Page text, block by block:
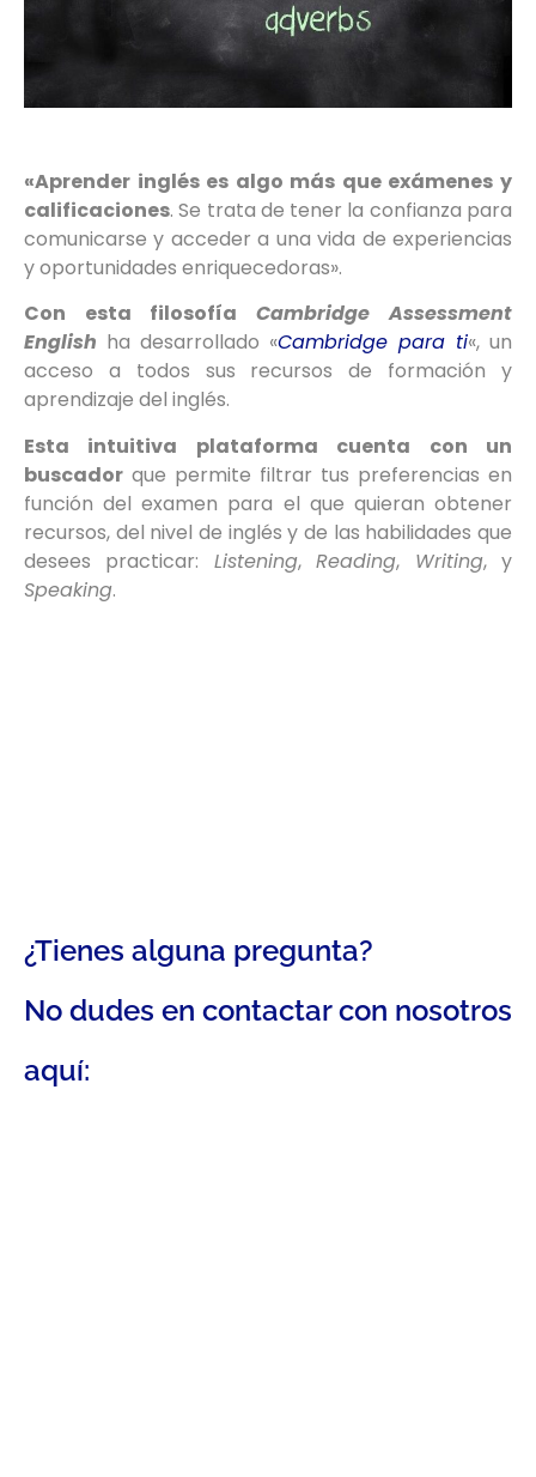
«Aprender inglés es algo más que exámenes y
calificaciones. Se trata de tener la confianza para
comunicarse y acceder a una vida de experiencias
y oportunidades enriquecedoras».
Con esta filosofía Cambridge Assessment
English ha desarrollado «Cambridge para ti«, un
acceso a todos sus recursos de formación y
aprendizaje del inglés.
Esta intuitiva plataforma cuenta con un
buscador que permite filtrar tus preferencias en
función del examen para el que quieran obtener
recursos, del nivel de inglés y de las habilidades que
desees practicar: Listening,Reading, Writing, y
Speaking.
¿Tienes alguna pregunta?
No dudes en contactar con nosotros
aquí: